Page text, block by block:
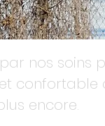
nos soins
confortable
encore.